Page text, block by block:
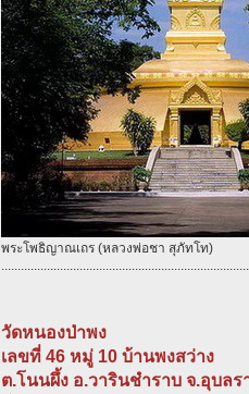
พระโพธิญาณเถร (หลวงพ่อชา สุภัทโท)
............................................................................
วัดหนองป่าพง
เลขที่ 46 หมู่ 10 บ้านพงสว่าง
ต.โนนผึ้ง อ.วารินชำราบ จ.อุบลร